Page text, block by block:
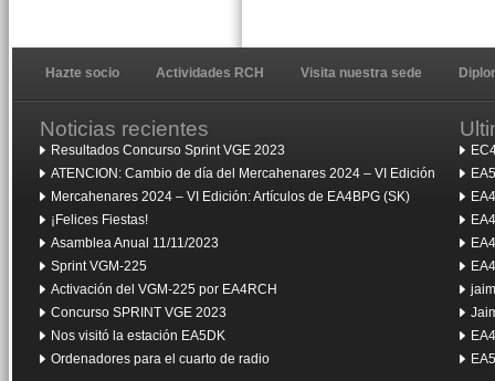
Hazte socio Actividades RCH Visita nuestra sede
Noticias recientes
Resultados Concurso Sprint VGE 2023
ATENCION: Cambio de día del Mercahenares 2024 – VI Edición
Mercahenares 2024 – VI Edición: Artículos de EA4BPG (SK)
¡Felices Fiestas!
Asamblea Anual 11/11/2023
Sprint VGM-225
Activación del VGM-225 por EA4RCH
Concurso SPRINT VGE 2023
Nos visitó la estación EA5DK
Ordenadores para el cuarto de radio